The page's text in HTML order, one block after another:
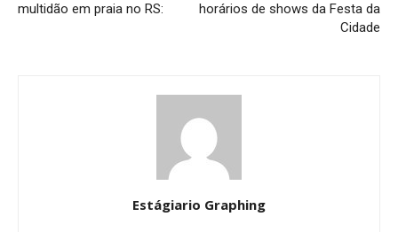
multidão em praia no RS:
horários de shows da Festa da
Cidade
Estágiario Graphing